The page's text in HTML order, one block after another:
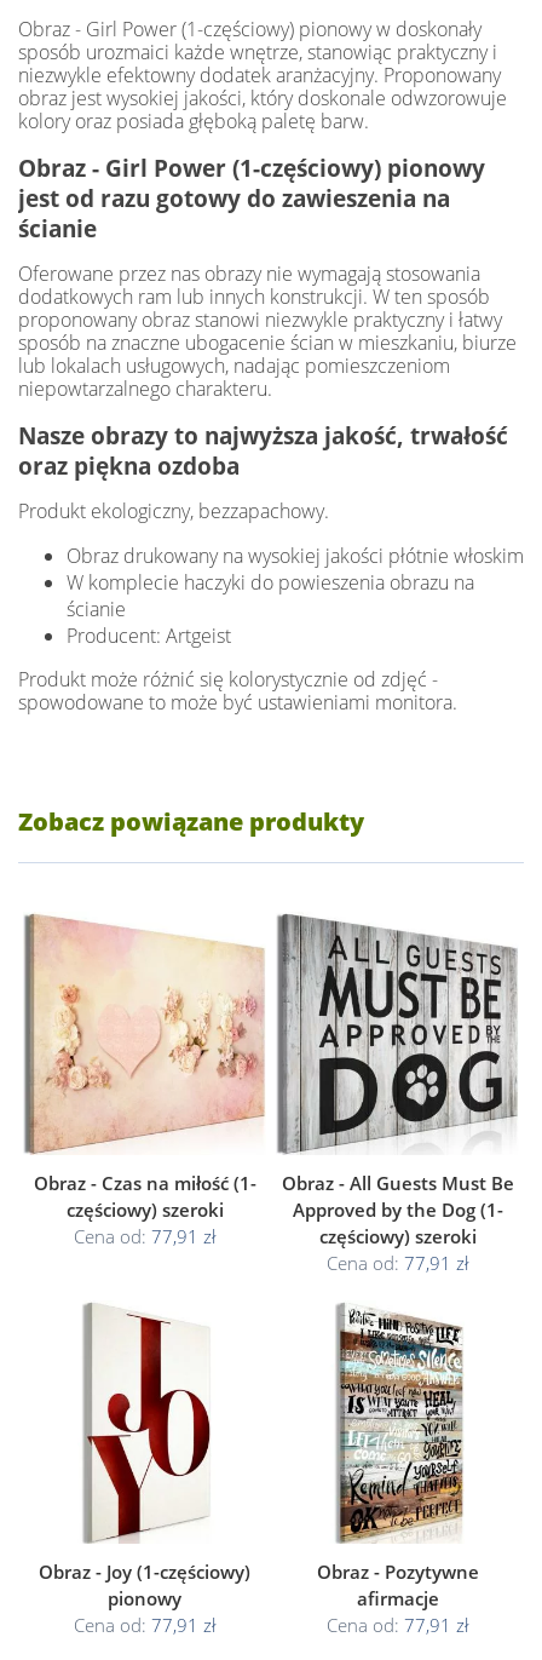
Obraz - Girl Power (1-częściowy) pionowy w doskonały
sposób urozmaici każde wnętrze, stanowiąc praktyczny i
niezwykle efektowny dodatek aranżacyjny. Proponowany
obraz jest wysokiej jakości, który doskonale odwzorowuje
kolory oraz posiada głęboką paletę barw.
Obraz - Girl Power (1-częściowy) pionowy
jest od razu gotowy do zawieszenia na
ścianie
Oferowane przez nas obrazy nie wymagają stosowania
dodatkowych ram lub innych konstrukcji. W ten sposób
proponowany obraz stanowi niezwykle praktyczny i łatwy
sposób na znaczne ubogacenie ścian w mieszkaniu, biurze
lub lokalach usługowych, nadając pomieszczeniom
niepowtarzalnego charakteru.
Nasze obrazy to najwyższa jakość, trwałość
oraz piękna ozdoba
Produkt ekologiczny, bezzapachowy.
Obraz drukowany na wysokiej jakości płótnie włoskim
W komplecie haczyki do powieszenia obrazu na
ścianie
Producent: Artgeist
Produkt może różnić się kolorystycznie od zdjęć -
spowodowane to może być ustawieniami monitora.
Zobacz powiązane produkty
Obraz - Czas na miłość (1-
częściowy) szeroki
Cena od: 77,91 zł
Obraz - All Guests Must Be
Approved by the Dog (1-
częściowy) szeroki
Cena od: 77,91 zł
Obraz - Joy (1-częściowy)
pionowy
Cena od: 77,91 zł
Obraz - Pozytywne
afirmacje
Cena od: 77,91 zł